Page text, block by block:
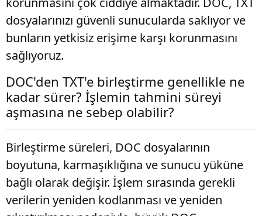
dosyalarınızı güvenli sunucularda saklıyor ve
bunların yetkisiz erişime karşı korunmasını
sağlıyoruz.
DOC'den TXT'e birleştirme genellikle ne
kadar sürer? İşlemin tahmini süreyi
aşmasına ne sebep olabilir?
Birleştirme süreleri, DOC dosyalarının
boyutuna, karmaşıklığına ve sunucu yüküne
bağlı olarak değişir. İşlem sırasında gerekli
verilerin yeniden kodlanması ve yeniden